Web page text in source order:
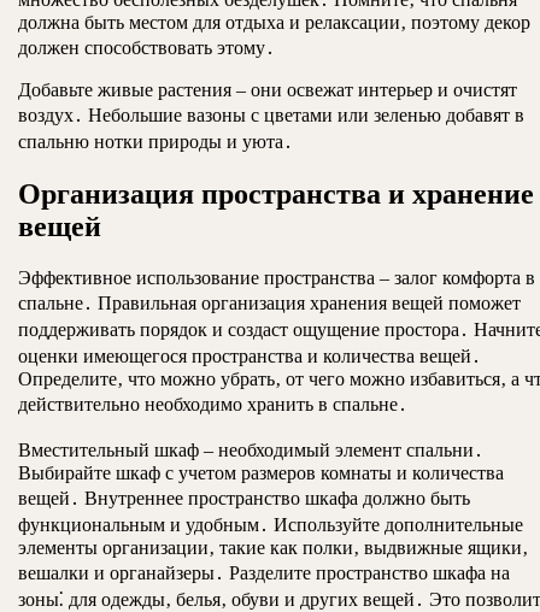
должна быть местом для отдыха и релаксации‚ поэтому декор
должен способствовать этому․
Добавьте живые растения – они освежат интерьер и очистят
воздух․ Небольшие вазоны с цветами или зеленью добавят в
спальню нотки природы и уюта․
Организация пространства и хранение
вещей
Эффективное использование пространства – залог комфорта в
спальне․ Правильная организация хранения вещей поможет
поддерживать порядок и создаст ощущение простора․
оценки имеющегося пространства и количества вещей․
Определите‚ что можно убрать‚ от чего можно избавиться‚ а
действительно необходимо хранить в спальне․
Вместительный шкаф – необходимый элемент спальни․
Выбирайте шкаф с учетом размеров комнаты и количества
вещей․ Внутреннее пространство шкафа должно быть
функциональным и удобным․ Используйте дополнительные
элементы организации‚ такие как полки‚ выдвижные ящики‚
вешалки и органайзеры․ Разделите пространство шкафа на
зоны⁚ для одежды‚ белья‚ обуви и других вещей․ Это позволит